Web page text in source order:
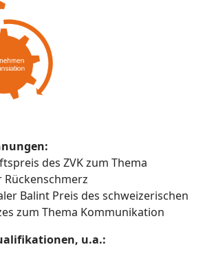
des ZVK zum Thema
Rückenschmerz
Balint Preis des schweizerischen
zum Thema Kommunikation
u.a.: